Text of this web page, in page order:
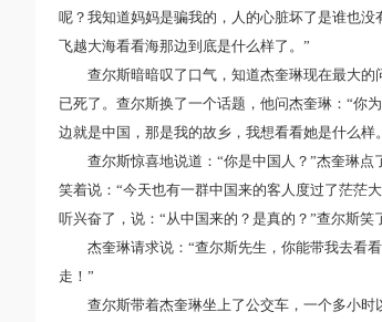
呢？我知道妈妈是骗我的，人的心脏坏了是谁也
飞越大海看看海那边到底是什么样了。”
查尔斯暗暗叹了口气，知道杰奎琳现在最大
已死了。查尔斯换了一个话题，他问杰奎琳：“你
边就是中国，那是我的故乡，我想看看她是什么样
查尔斯惊喜地说道：“你是中国人？”杰奎琳
笑着说：“今天也有一群中国来的客人度过了茫茫
听兴奋了，说：“从中国来的？是真的？”查尔斯笑
杰奎琳请求说：“查尔斯先生，你能带我去看
走！”
查尔斯带着杰奎琳坐上了公交车，一个多小